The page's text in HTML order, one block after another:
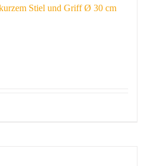
Stiel und Griff Ø 30 cm